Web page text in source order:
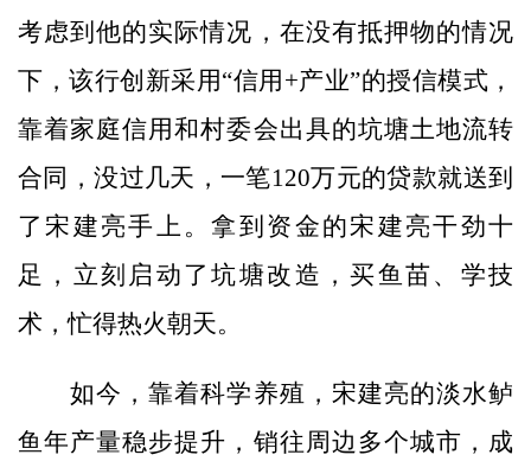
考虑到他的实际情况，在没有抵押物的情况
下，该行创新采用“信用+产业”的授信模式，
靠着家庭信用和村委会出具的坑塘土地流转
合同，没过几天，一笔120万元的贷款就送到
了宋建亮手上。拿到资金的宋建亮干劲十
足，立刻启动了坑塘改造，买鱼苗、学技
术，忙得热火朝天。
如今，靠着科学养殖，宋建亮的淡水鲈
鱼年产量稳步提升，销往周边多个城市，成